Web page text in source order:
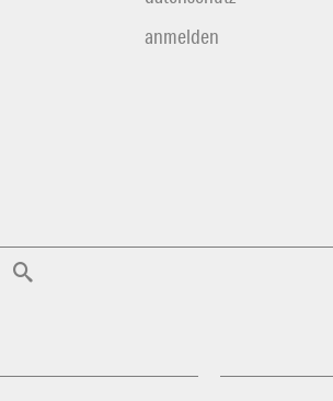
anmelden